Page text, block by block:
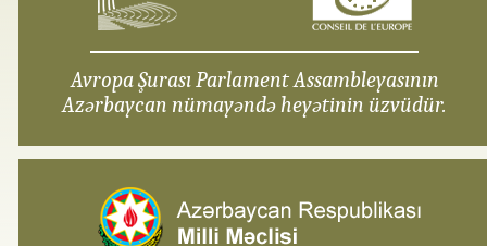
Avropa Şurası Parlament Assambleyasının
Azərbaycan nümayəndə heyətinin üzvüdür.